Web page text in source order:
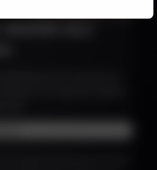
aux
de pros et recevez en
et nouveautés dédiés